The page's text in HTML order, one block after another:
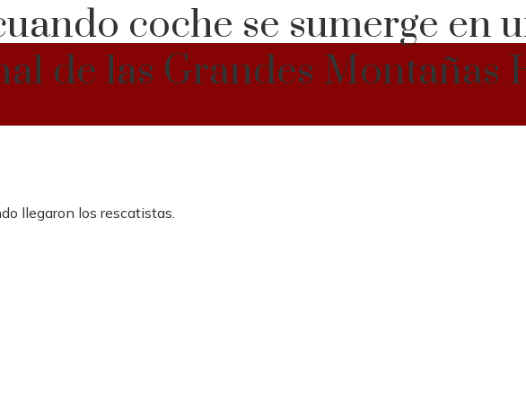
coche se sumerge en
de las Grandes Montañas
llegaron los rescatistas.